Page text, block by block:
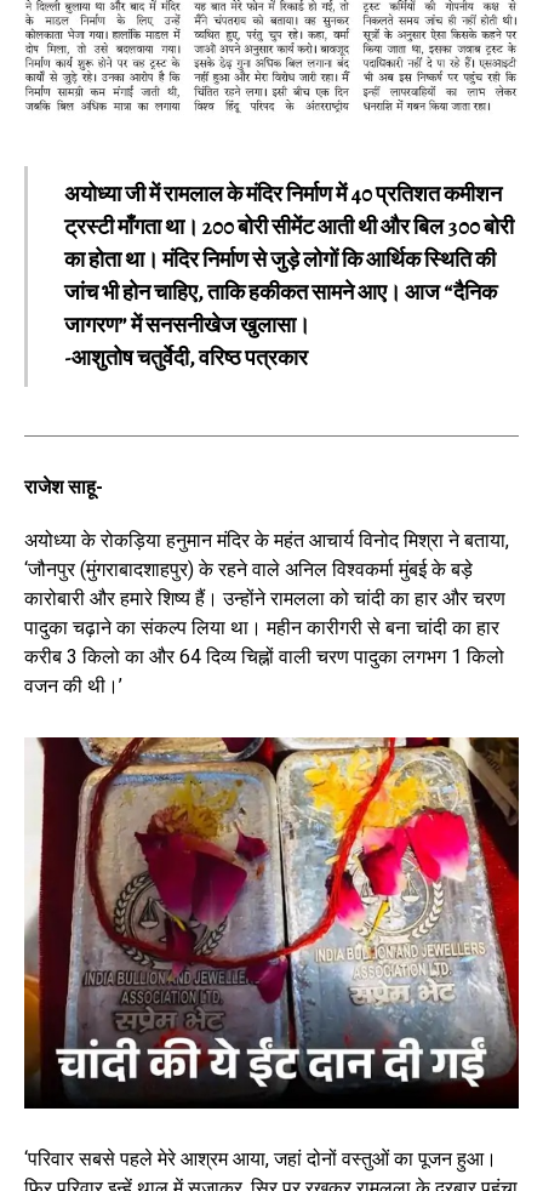
अयोध्या जी में रामलाल के मंदिर निर्माण में 40 प्रतिशत कमीशन
ट्रस्टी माँगता था। 200 बोरी सीमेंट आती थी और बिल 300 बोरी
का होता था। मंदिर निर्माण से जुड़े लोगों कि आर्थिक स्थिति की
जांच भी होन चाहिए, ताकि हकीकत सामने आए। आज “दैनिक
जागरण” में सनसनीखेज खुलासा।
-आशुतोष चतुर्वेदी, वरिष्ठ पत्रकार
राजेश साहू-
अयोध्या के रोकड़िया हनुमान मंदिर के महंत आचार्य विनोद मिश्रा ने बताया,
‘जौनपुर (मुंगराबादशाहपुर) के रहने वाले अनिल विश्वकर्मा मुंबई के बड़े
कारोबारी और हमारे शिष्य हैं। उन्होंने रामलला को चांदी का हार और चरण
पादुका चढ़ाने का संकल्प लिया था। महीन कारीगरी से बना चांदी का हार
करीब 3 किलो का और 64 दिव्य चिह्नों वाली चरण पादुका लगभग 1 किलो
वजन की थी।’
‘परिवार सबसे पहले मेरे आश्रम आया, जहां दोनों वस्तुओं का पूजन हुआ।